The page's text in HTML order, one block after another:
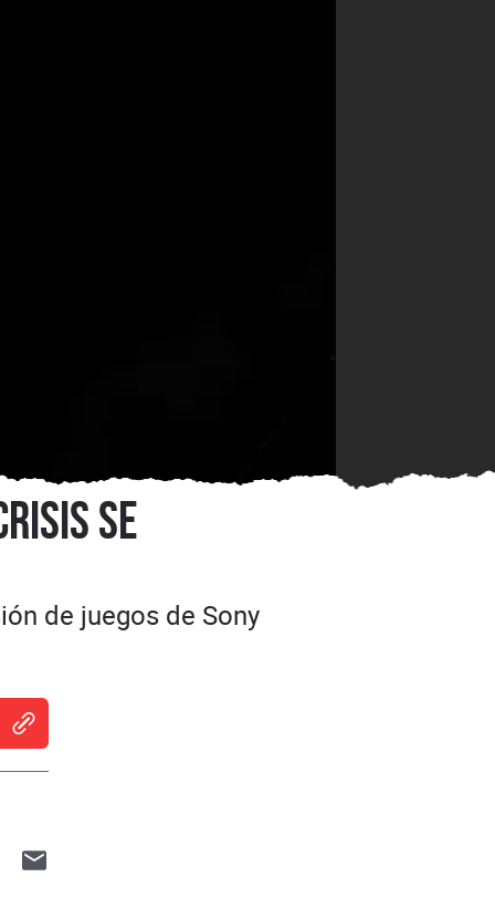
se
de juegos de Sony
window
in new window